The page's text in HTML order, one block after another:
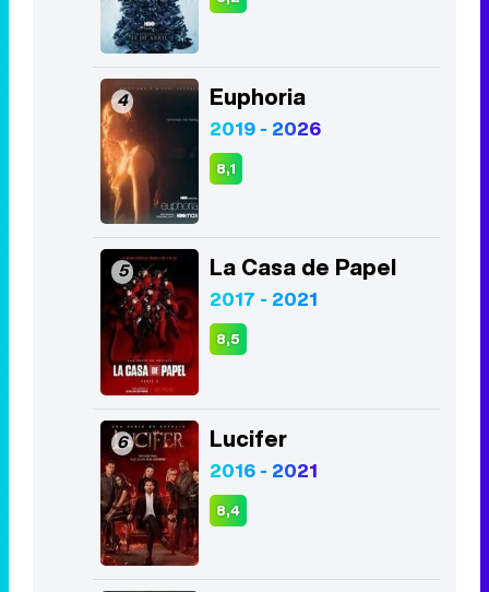
4 Euphoria
2019 - 2026
8,1
5 La Casa de Papel
2017 - 2021
8,5
6 Lucifer
2016 - 2021
8,4